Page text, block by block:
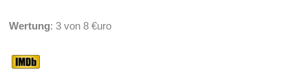
Wertung: 3 von 8 €uro